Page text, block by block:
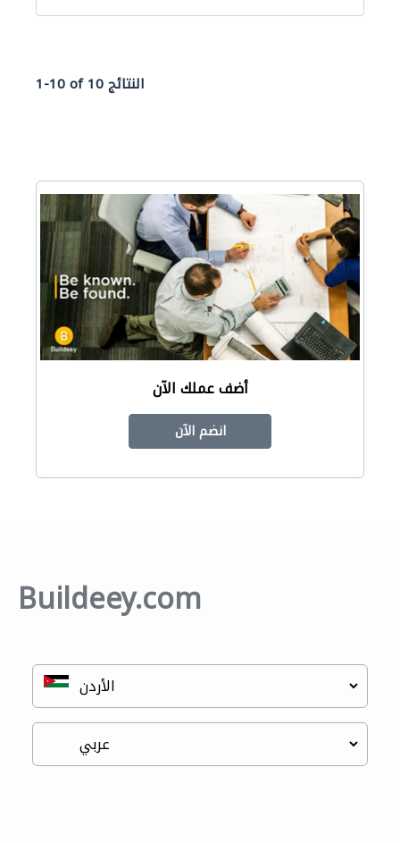
1-10 of 10 النتائج
أضف عملك الآن
انضم الآن
Buildeey.com